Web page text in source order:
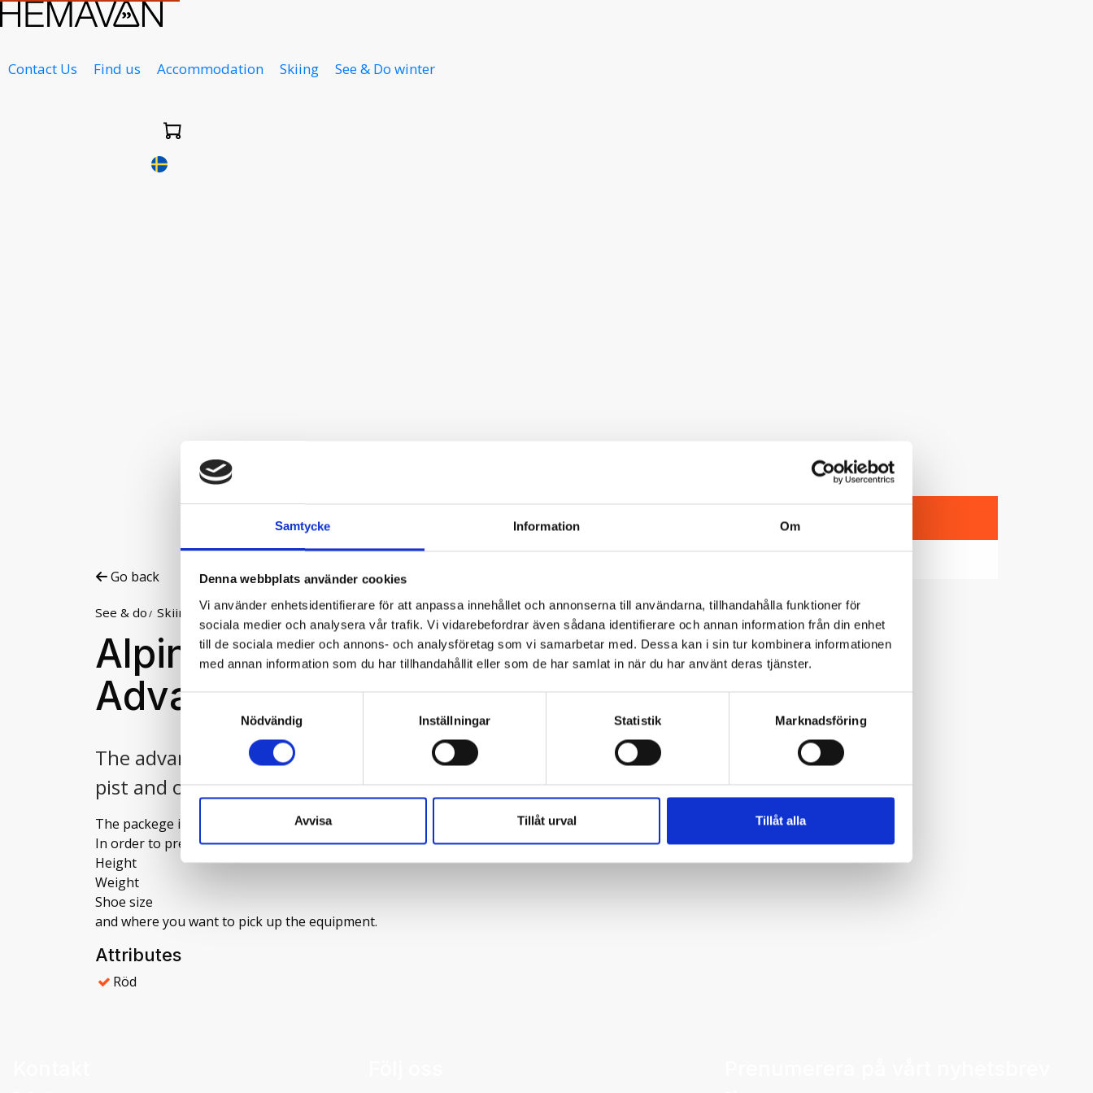
Samtycke Information Om
Denna webbplats använder cookies
Vi använder enhetsidentifierare för att anpassa innehållet och annonserna till användarna, tillhandahålla funktioner för
sociala medier och analysera vår trafik. Vi vidarebefordrar även sådana identifierare och annan information från din enhet
till de sociala medier och annons- och analysföretag som vi samarbetar med. Dessa kan i sin tur kombinera informationen
med annan information som du har tillhandahållit eller som de har samlat in när du har använt deras tjänster.
Samtyckesval
Nödvändig
Inställningar Statistik Marknadsföring
Avvisa Tillåt urval Tillåt alla
Contact Us Find us Accommodation Skiing See & Do winter
Go back
See & do Skiing Ski rental Alpint
Alpine Ski Package 3,
Advanced
The advanced package is for the extreme skier. We have skies for
pist and offpist.
The packege includes; skies, skiboots and poles.
In order to preper you equipment we need to know the following:
Height
Weight
Shoe size
and where you want to pick up the equipment.
Attributes
Röd
Book now